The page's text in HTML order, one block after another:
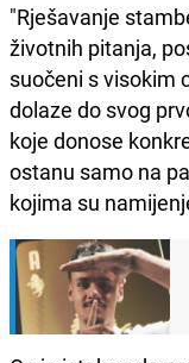
"Rješavanje
životnih pitanja,
suočeni s visokim
dolaze do svog
koje donose
ostanu samo na
kojima su